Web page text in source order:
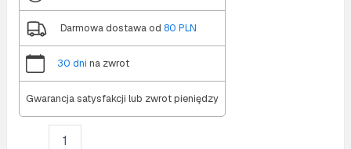
Darmowa dostawa od 80 PLN
30 dni na zwrot
Gwarancja satysfakcji lub zwrot pieniędzy